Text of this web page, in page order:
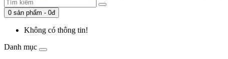
0 sản phẩm - 0đ
Không có thông tin!
Danh mục